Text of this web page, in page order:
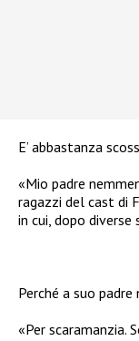
E’ abbastanza
«Mio padre
ragazzi del cast di
in cui, dopo
Perché a suo
«Per scaramanzia.